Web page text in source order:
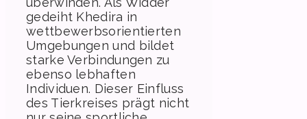
gedeiht Khedira in
wettbewerbsorientierten
Umgebungen und bildet
starke Verbindungen zu
ebenso lebhaften
Individuen. Dieser Einfluss
des Tierkreises prägt nicht